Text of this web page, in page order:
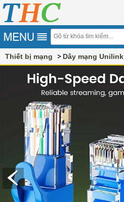
Thiết bị mạng Dây mạng Unilink